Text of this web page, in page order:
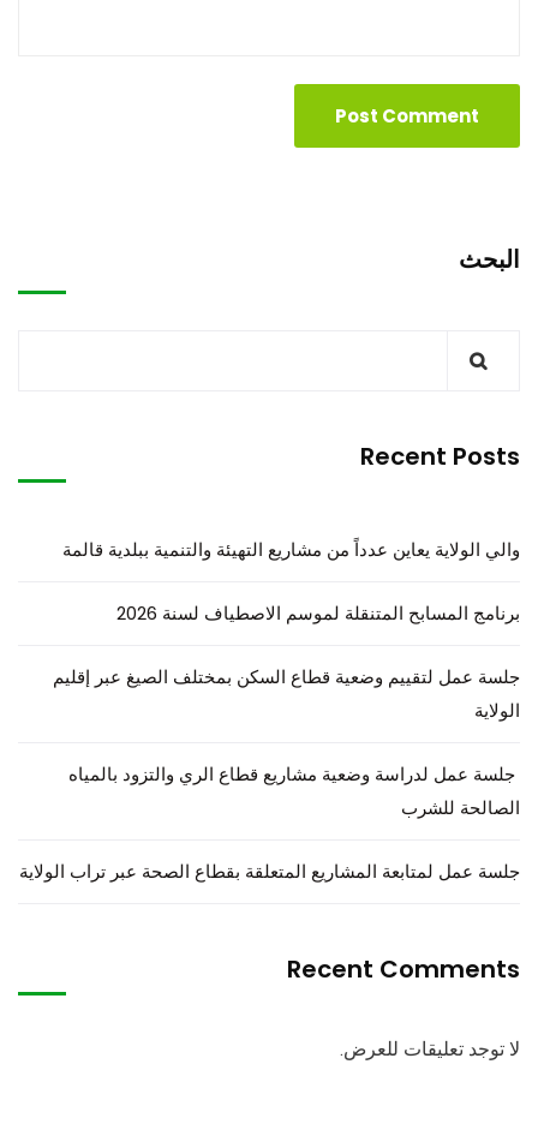
البحث
Recent Posts
والي الولاية يعاين عدداً من مشاريع التهيئة والتنمية ببلدية قالمة
برنامج المسابح المتنقلة لموسم الاصطياف لسنة 2026
جلسة عمل لتقييم وضعية قطاع السكن بمختلف الصيغ عبر إقليم
الولاية
جلسة عمل لدراسة وضعية مشاريع قطاع الري والتزود بالمياه
الصالحة للشرب
جلسة عمل لمتابعة المشاريع المتعلقة بقطاع الصحة عبر تراب الولاية
Recent Comments
لا توجد تعليقات للعرض.